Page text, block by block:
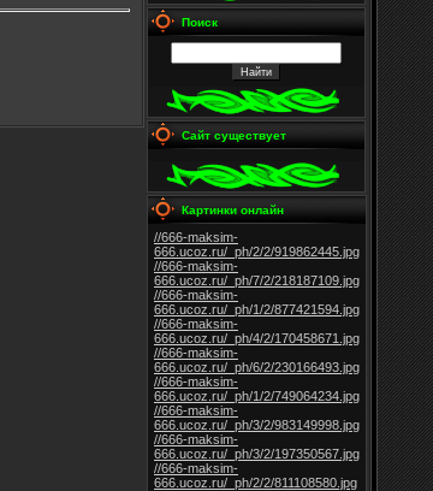
Поиск
Сайт существует
Картинки онлайн
//666-maksim-
666.ucoz.ru/_ph/2/2/919862445.jpg
//666-maksim-
666.ucoz.ru/_ph/7/2/218187109.jpg
//666-maksim-
666.ucoz.ru/_ph/1/2/877421594.jpg
//666-maksim-
666.ucoz.ru/_ph/4/2/170458671.jpg
//666-maksim-
666.ucoz.ru/_ph/6/2/230166493.jpg
//666-maksim-
666.ucoz.ru/_ph/1/2/749064234.jpg
//666-maksim-
666.ucoz.ru/_ph/3/2/983149998.jpg
//666-maksim-
666.ucoz.ru/_ph/3/2/197350567.jpg
//666-maksim-
666.ucoz.ru/_ph/2/2/811108580.jpg